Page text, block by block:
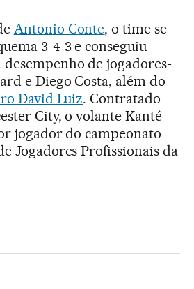
Antonio Conte, o time se
3-4-3 e conseguiu
de jogadores-
e Diego Costa, além do
David Luiz. Contratado
City, o volante Kanté
jogador do campeonato
Jogadores Profissionais da
en Instagram
Brasil en Twitter
País Brasil en Facebook